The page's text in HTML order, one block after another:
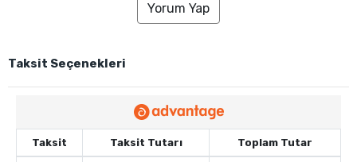
Yorum Yap
Taksit Seçenekleri
Taksit Taksit Tutarı Toplam Tutar